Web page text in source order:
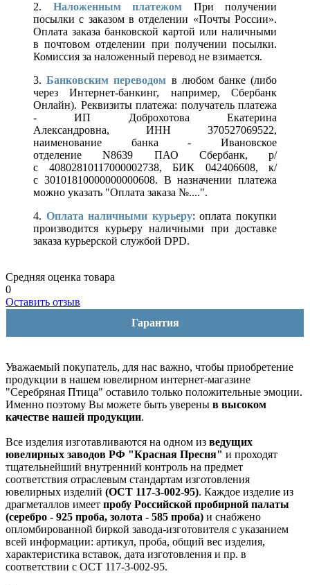
2. Наложенным платежом При получении
посылки с заказом в отделении «Почты России».
Оплата заказа банковской картой или наличными
в почтовом отделении при получении посылки.
Комиссия за наложенный перевод не взимается.
3.Банковским переводом в любом банке (либо
через Интернет-банкинг, например, Сбербанк
Онлайн). Реквизиты платежа: получатель платежа
- ИП Доброхотова Екатерина
Александровна, ИНН 370527069522,
наименование банка - Ивановское
отделение N8639 ПАО Сбербанк, р/
с 40802810117000002738, БИК 042406608, к/
с 30101810000000000608. В назначении платежа
можно указать "Оплата заказа №....".
4. Оплата наличными курьеру: оплата покупки
производится курьеру наличными при доставке
заказа курьерской службой DPD.
Средняя оценка товара
0
Оставить отзыв
Гарантия
Уважаемый покупатель, для нас важно, чтобы приобретение
продукции в нашем ювелирном интернет-магазине
"Серебряная Птица" оставило только положительные эмоции.
Именно поэтому Вы можете быть уверены в высоком
качестве нашей продукции.
Все изделия изготавливаются на одном из ведущих
ювелирных заводов РФ "Красная Пресня" и проходят
тщательнейший внутренний контроль на предмет
соответствия отраслевым стандартам изготовления
ювелирных изделий (ОСТ 117-3-002-95). Каждое изделие из
драгметаллов имеет пробу Российской пробирной палаты
(серебро - 925 проба, золота - 585 проба) и снабжено
опломбированной биркой завода-изготовителя с указанием
всей информации: артикул, проба, общий вес изделия,
характеристика вставок, дата изготовления и пр. в
соответствии с ОСТ 117-3-002-95.